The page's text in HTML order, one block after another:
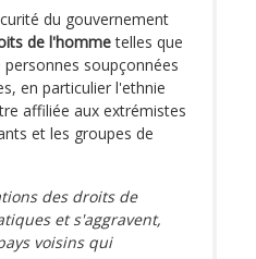
du gouvernement
de l'hommetelles que
personnes soupçonnées
en particulier l'ethnie
affiliée aux extrémistes
et les groupes de
des droits de
et s'aggravent,
voisins qui